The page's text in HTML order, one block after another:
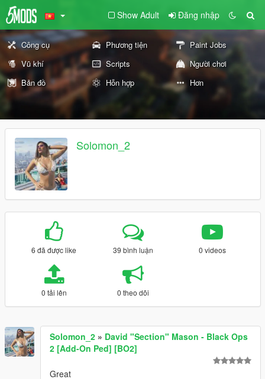
Show Adult Đăng nhập
Công cụ Phương tiện
Paint Jobs
Vũ khí
Scripts
Người chơi
Bản đồ
Hỗn hợp Hơn
Solomon_2
6 đã được like 39 bình luận 0 videos
0 tải lên 0 theo dõi
Solomon_2 » David "Section" Mason - Black Ops
2 [Add-On Ped] [BO2]
Great